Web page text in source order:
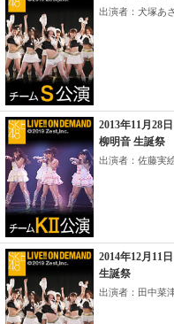
出演者：犬塚あ
2013年11月28
柳明音 生誕祭
出演者：佐藤実
2014年12月11
生誕祭
出演者：田中菜